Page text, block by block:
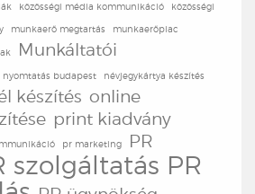
közösségi média kommunikáció közösségi
munkaerő megtartás munkaerőpiac
Munkáltatói
nyomtatás budapest névjegykártya készítés
készítés online
print kiadvány
pr marketing
PR
szolgáltatás PR